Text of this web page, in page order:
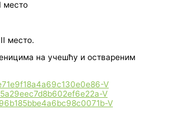
место
место.
на учешћу и оствареним